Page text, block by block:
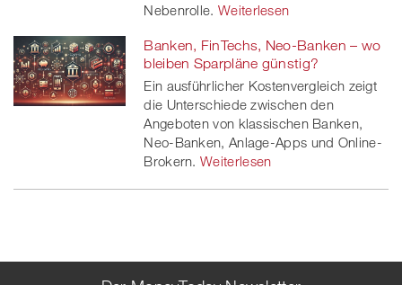
Nebenrolle. Weiterlesen
Banken, FinTechs, Neo-Banken – wo
bleiben Sparpläne günstig?
Ein ausführlicher Kostenvergleich zeigt
die Unterschiede zwischen den
Angeboten von klassischen Banken,
Neo-Banken, Anlage-Apps und Online-
Brokern. Weiterlesen